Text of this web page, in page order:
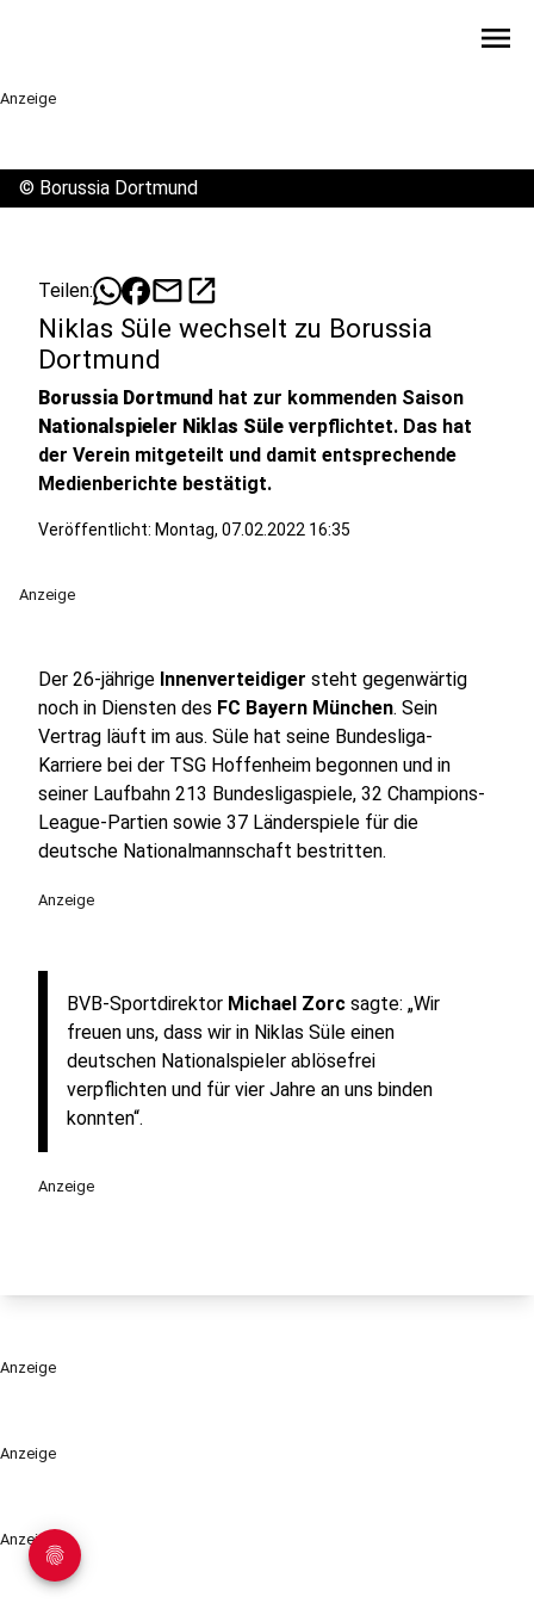
menu
Anzeige
Anzeige
Anzeige
© Borussia Dortmund
Teilen: mailopen_in_new
Niklas Süle wechselt zu Borussia
Dortmund
Borussia Dortmund hat zur kommenden Saison
Nationalspieler Niklas Süle verpflichtet. Das hat
der Verein mitgeteilt und damit entsprechende
Medienberichte bestätigt.
Veröffentlicht: Montag, 07.02.2022 16:35
Anzeige
Der 26-jährige Innenverteidiger steht gegenwärtig
noch in Diensten des FC Bayern München. Sein
Vertrag läuft im aus. Süle hat seine Bundesliga-
Karriere bei der TSG Hoffenheim begonnen und in
seiner Laufbahn 213 Bundesligaspiele, 32 Champions-
League-Partien sowie 37 Länderspiele für die
deutsche Nationalmannschaft bestritten.
Anzeige
BVB-Sportdirektor Michael Zorc sagte: „Wir
freuen uns, dass wir in Niklas Süle einen
deutschen Nationalspieler ablösefrei
verpflichten und für vier Jahre an uns binden
konnten“.
Anzeige
Anzeige